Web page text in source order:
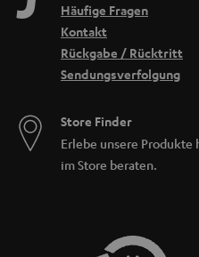
Häufige Fragen
Kontakt
Rückgabe / Rücktritt
Sendungsverfolgung
Store Finder
Erlebe unsere Produkte
im Store beraten.